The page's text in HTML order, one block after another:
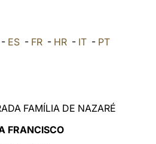
العربيّة - ES- FR- HR- IT- PT
FAMÍLIA DE NAZARÉ
FRANCISCO